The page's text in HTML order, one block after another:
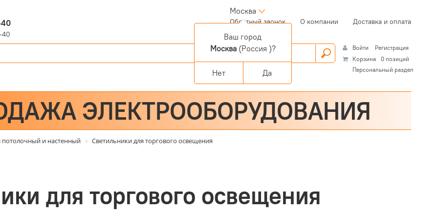
40
Москва
Обратный звонок(current)О компании Доставка и оплата
Войти
Регистрация
Корзина
0 позиций
Персональный раздел
ЭЛЕКТРООБОРУДОВАНИЯ
и настенный Светильники для торгового освещения
для торгового освещения
Ваш город
Москва(Россия )?
Нет Да